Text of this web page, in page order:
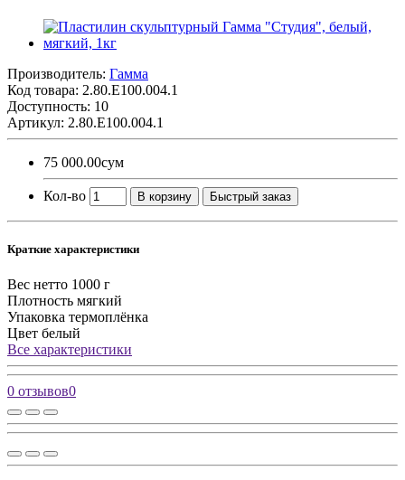
Производитель: Гамма
Код товара: 2.80.Е100.004.1
Доступность: 10
Артикул: 2.80.Е100.004.1
75 000.00сум
Кол-во В корзину Быстрый заказ
Краткие характеристики
Вес нетто 1000 г
Плотность мягкий
Упаковка термоплёнка
Цвет белый
Все характеристики
0 отзывов0